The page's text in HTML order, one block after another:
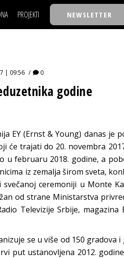
PROJEKTI
BACK TO OFFICE/SCHOOL
BIZKOLEGIJUM
BMW BIZNIS LIGA
BIZLIFE WEEK
IZJAVA GODINE
NEWSLETTER
NAJKOLEGA
BACK TO OFFICE/SCHOOL
BIZBENDOVI
BIZLIFE WEEK
IZJAVA GODINE
| 09:56 0
godine
EY (Ernst & Young) danas je
će trajati do 20. novembra
u februaru 2018. godine, a
iz zemalja širom sveta,
ceremoniji u Monte
od strane Ministarstva
Televizije Srbije,
se u više od 150 gradova
put ustanovljena 2012.